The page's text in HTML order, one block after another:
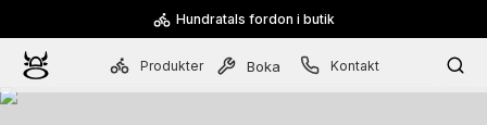
Hundratals fordon i butik
Produkter Boka Kontakt